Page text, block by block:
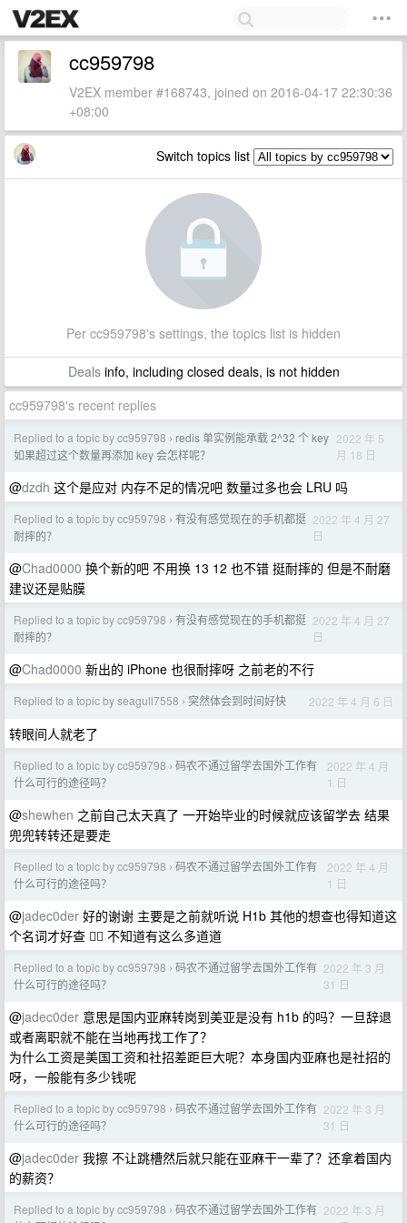
cc959798
V2EX member #168743, joined on 2016-04-17 22:30:36
+08:00
Switch topics list
Per cc959798's settings, the topics list is hidden
Dealsinfo, including closed deals, is not hidden
cc959798's recent replies
Replied to a topic by cc959798 › redis 单实例能承载 2^32 个 key
如果超过这个数量再添加 key 会怎样呢？
2022 年 5
月 18 日
@dzdh 这个是应对 内存不足的情况吧 数量过多也会 LRU 吗
Replied to a topic by cc959798 › 有没有感觉现在的手机都挺
耐摔的？
2022 年 4 月 27
日
@Chad0000 换个新的吧 不用换 13 12 也不错 挺耐摔的 但是不耐磨
建议还是贴膜
Replied to a topic by cc959798 › 有没有感觉现在的手机都挺
耐摔的？
2022 年 4 月 27
日
@Chad0000 新出的 iPhone 也很耐摔呀 之前老的不行
Replied to a topic by seagull7558 › 突然体会到时间好快 2022 年 4 月 6 日
转眼间人就老了
Replied to a topic by cc959798 › 码农不通过留学去国外工作有
什么可行的途径吗？
2022 年 4 月
1 日
@shewhen 之前自己太天真了 一开始毕业的时候就应该留学去 结果
兜兜转转还是要走
Replied to a topic by cc959798 › 码农不通过留学去国外工作有
什么可行的途径吗？
2022 年 4 月
1 日
@jadec0der 好的谢谢 主要是之前就听说 H1b 其他的想查也得知道这
个名词才好查 🤦‍♀️ 不知道有这么多道道
Replied to a topic by cc959798 › 码农不通过留学去国外工作有
什么可行的途径吗？
2022 年 3 月
31 日
@jadec0der 意思是国内亚麻转岗到美亚是没有 h1b 的吗？一旦辞退
或者离职就不能在当地再找工作了？
为什么工资是美国工资和社招差距巨大呢？本身国内亚麻也是社招的
呀，一般能有多少钱呢
Replied to a topic by cc959798 › 码农不通过留学去国外工作有
什么可行的途径吗？
2022 年 3 月
31 日
@jadec0der 我擦 不让跳槽然后就只能在亚麻干一辈了？还拿着国内
的薪资？
Replied to a topic by cc959798 › 码农不通过留学去国外工作有 2022 年 3 月